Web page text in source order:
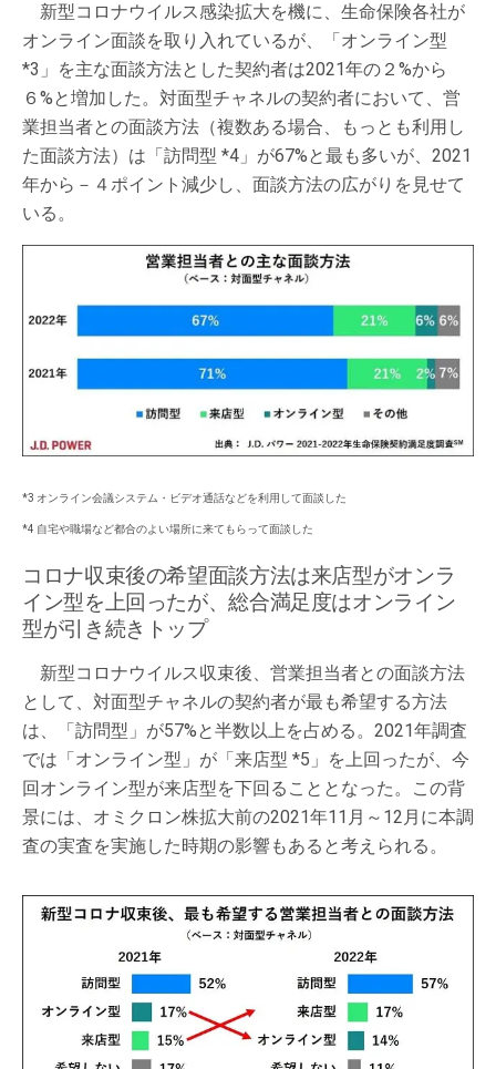
新型コロナウイルス感染拡大を機に、生命保険各社が
オンライン面談を取り入れているが、「オンライン型
*3」を主な面談方法とした契約者は2021年の２%から
６%と増加した。対面型チャネルの契約者において、営
業担当者との面談方法（複数ある場合、もっとも利用し
た面談方法）は「訪問型 *4」が67%と最も多いが、2021
年から－４ポイント減少し、面談方法の広がりを見せて
いる。
*3 オンライン会議システム・ビデオ通話などを利用して面談した
*4 自宅や職場など都合のよい場所に来てもらって面談した
コロナ収束後の希望面談方法は来店型がオンラ
イン型を上回ったが、総合満足度はオンライン
型が引き続きトップ
新型コロナウイルス収束後、営業担当者との面談方法
として、対面型チャネルの契約者が最も希望する方法
は、「訪問型」が57%と半数以上を占める。2021年調査
では「オンライン型」が「来店型 *5」を上回ったが、今
回オンライン型が来店型を下回ることとなった。この背
景には、オミクロン株拡大前の2021年11月～12月に本調
査の実査を実施した時期の影響もあると考えられる。